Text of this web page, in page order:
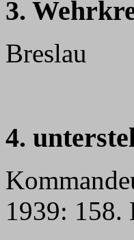
3.
Breslau
4.
1939: